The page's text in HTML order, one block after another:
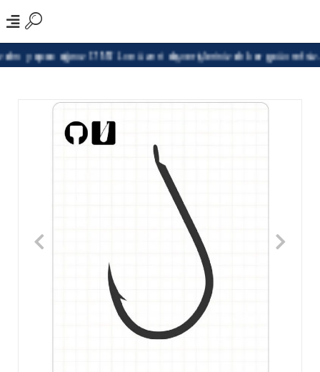
yapacağınız 1799TL ve üzeri alışverişlerinizde kargo ücretsiz.